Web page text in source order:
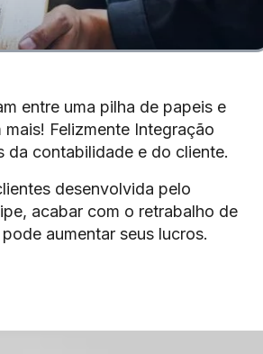
entre uma pilha de papeis e
Felizmente Integração
da contabilidade e do cliente.
desenvolvida pelo
acabar com o retrabalho de
aumentar seus lucros.